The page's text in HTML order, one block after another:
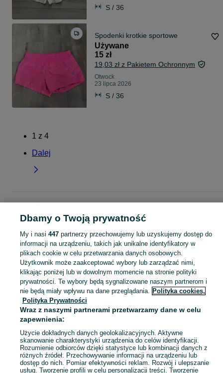
S / 36
Spodenki krotkie sportowe
Używane
15 zł
19,03 zł z Pakietem Ochronnym
Otwock
23 lipca 2026
S / 36
1 z 4
Dalej
- Otwock
KATEGORIA
Szeroki wybór szortów damskich Otwock ▶️ jeansowe, dresowe, koronkowe i letnie ✅ Nowe i używane w atrakcyjnych cenach ✌ Znajdź oferty na OLX.pl! Zobacz
Mapa kategorii
Mapa miejscowości
Mapa ministron
Popularne wyszukiwania
Dbamy o Twoją prywatność
My i nasi 447partnerzy przechowujemy lub uzyskujemy dostęp do
informacji na urządzeniu, takich jak unikalne identyfikatory w
plikach cookie w celu przetwarzania danych osobowych.
Użytkownik może zaakceptować wybory lub zarządzać nimi,
klikając poniżej lub w dowolnym momencie na stronie polityki
prywatności. Te wybory będą sygnalizowane naszym partnerom i
nie będą miały wpływu na dane przeglądania. Polityka cookies,
Polityka Prywatności
Wraz z naszymi partnerami przetwarzamy dane w celu
zapewnienia:
Użycie dokładnych danych geolokalizacyjnych. Aktywne
skanowanie charakterystyki urządzenia do celów identyfikacji.
Rozumienie odbiorców dzięki statystyce lub kombinacji danych z
różnych źródeł. Przechowywanie informacji na urządzeniu lub
dostęp do nich. Pomiar efektywności reklam. Rozwój i ulepszanie
usług. Tworzenie profili w celu personalizacji treści. Tworzenie